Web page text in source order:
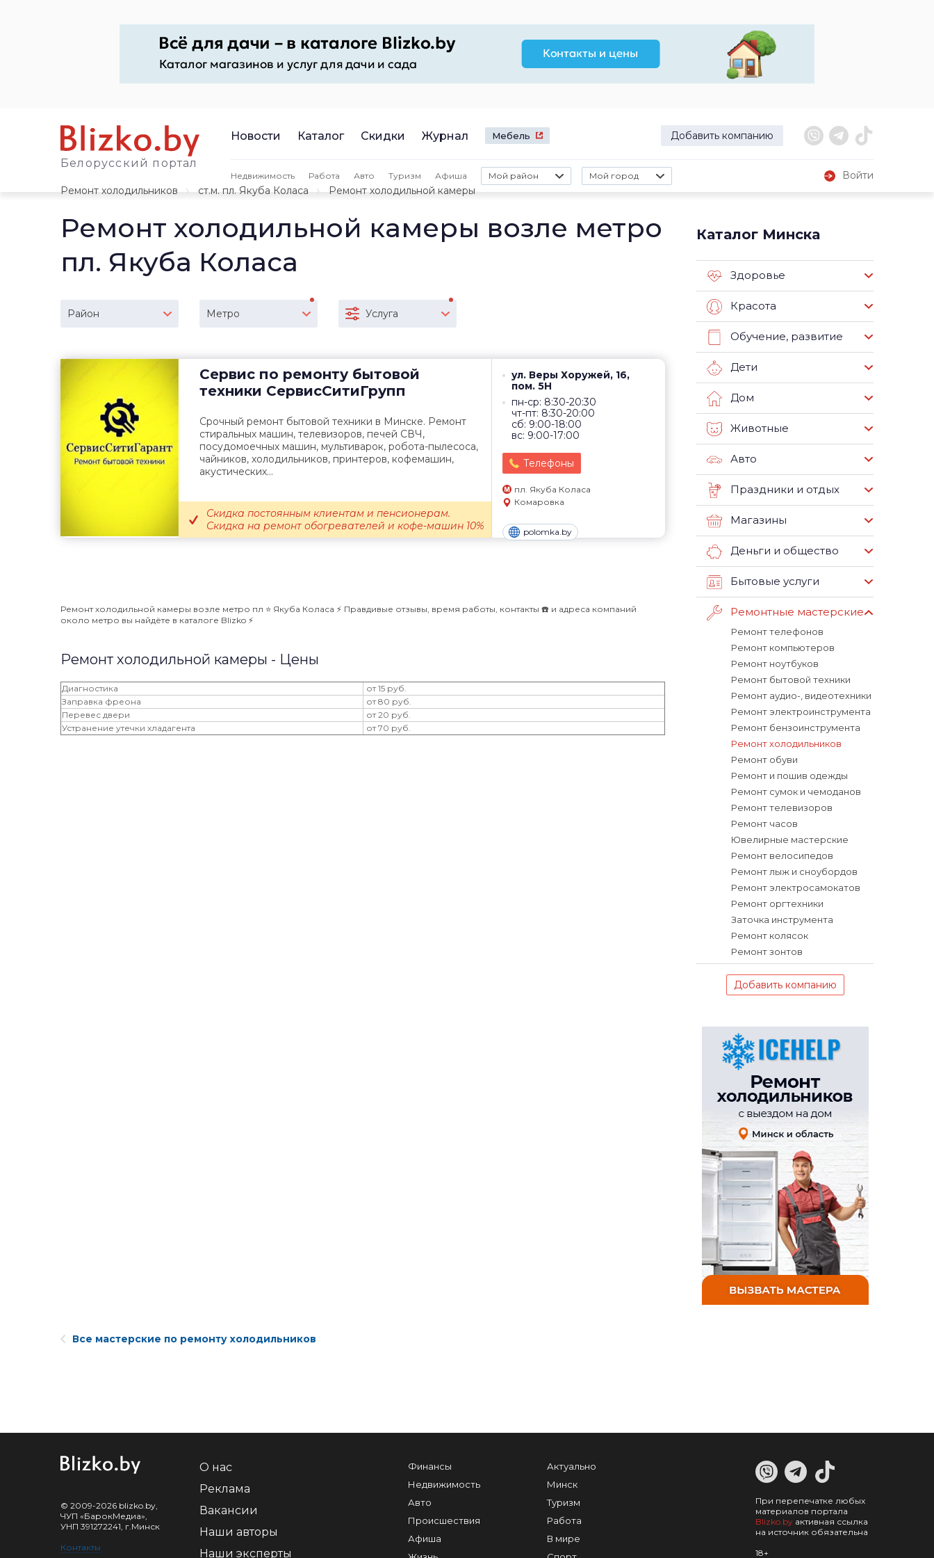
Белорусский портал
Новости Каталог Скидки Журнал Мебель Добавить компанию
Недвижимость Работа Авто Туризм Афиша Мой район Мой город
Войти
Ремонт холодильников
ст.м. пл. Якуба Коласа Ремонт холодильной камеры
Ремонт холодильной камеры возле метро
пл. Якуба Коласа
Район Метро Услуга
Сервис по ремонту бытовой
техники СервисСитиГрупп
ул. Веры Хоружей, 16,
пом. 5Н
пн-ср: 8:30-20:30
чт-пт: 8:30-20:00
сб: 9:00-18:00
вс: 9:00-17:00
Телефоны
пл. Якуба Коласа
Комаровка
polomka.by
Срочный ремонт бытовой техники в Минске. Ремонт
стиральных машин, телевизоров, печей СВЧ,
посудомоечных машин, мультиварок, робота-пылесоса,
чайников, холодильников, принтеров, кофемашин,
акустических...
Скидка постоянным клиентам и пенсионерам.
Скидка на ремонт обогревателей и кофе-машин 10%
Ремонт холодильной камеры возле метро пл ⭐️ Якуба Коласа ⚡️ Правдивые отзывы, время работы, контакты ☎️ и адреса компаний
около метро вы найдёте в каталоге Blizko ⚡️
Ремонт холодильной камеры - Цены
Диагностика
от 15 руб.
Заправка фреона
от 80 руб.
Перевес двери
от 20 руб.
Устранение утечки хладагента
от 70 руб.
Каталог Минска
Здоровье
Красота
Обучение, развитие
Дети
Дом
Животные
Авто
Праздники и отдых
Магазины
Деньги и общество
Бытовые услуги
Ремонтные мастерские
Ремонт телефонов
Ремонт компьютеров
Ремонт ноутбуков
Ремонт бытовой техники
Ремонт аудио-, видеотехники
Ремонт электроинструмента
Ремонт бензоинструмента
Ремонт холодильников
Ремонт обуви
Ремонт и пошив одежды
Ремонт сумок и чемоданов
Ремонт телевизоров
Ремонт часов
Ювелирные мастерские
Ремонт велосипедов
Ремонт лыж и сноубордов
Ремонт электросамокатов
Ремонт оргтехники
Заточка инструмента
Ремонт колясок
Ремонт зонтов
Добавить компанию
Все мастерские по ремонту холодильников
© 2009-2026 blizko.by,
ЧУП «БарокМедиа»,
УНП 391272241, г.Минск
Контакты
О нас
Реклама
Вакансии
Наши авторы
Наши эксперты
Финансы
Недвижимость
Авто
Происшествия
Афиша
Актуально
Минск
Туризм
Работа
В мире
При перепечатке любых
материалов портала
Blizko.by активная ссылка
на источник обязательна
18+